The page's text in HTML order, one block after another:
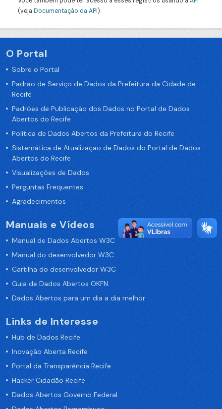
(veja Documentação da API).
O Portal
Sobre o Portal
Padrão de Serviço de Dados da Prefeitura da Cidade de
Recife
Padrões de Publicação dos Dados no Portal de Dados
Abertos do Recife
Política de Dados Abertos da Prefeitura do Recife
Sistemática de Atualização de Dados do Portal de Dados
Abertos do Recife
Visualizações de Dados
Perguntas Frequentes
Agradecimentos
Manuais e Vídeos
Manual de Dados Abertos W3C
Manual do desenvolvedor W3C
Cartilha do desenvolvedor W3C
Guia de Dados Abertos OKFN
Dados Abertos para um dia a dia melhor
Links de Interesse
Hub de Dados Recife
Inovação Aberta Recife
Portal da Transparência Recife
Hacker Cidadão Recife
Dados Abertos Governo Federal